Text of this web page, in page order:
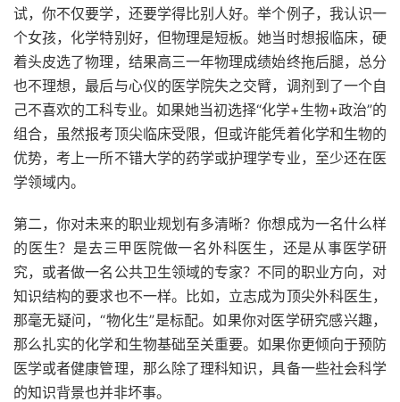
试，你不仅要学，还要学得比别人好。举个例子，我认识一
个女孩，化学特别好，但物理是短板。她当时想报临床，硬
着头皮选了物理，结果高三一年物理成绩始终拖后腿，总分
也不理想，最后与心仪的医学院失之交臂，调剂到了一个自
己不喜欢的工科专业。如果她当初选择“化学+生物+政治”的
组合，虽然报考顶尖临床受限，但或许能凭着化学和生物的
优势，考上一所不错大学的药学或护理学专业，至少还在医
学领域内。
第二，你对未来的职业规划有多清晰？你想成为一名什么样
的医生？是去三甲医院做一名外科医生，还是从事医学研
究，或者做一名公共卫生领域的专家？不同的职业方向，对
知识结构的要求也不一样。比如，立志成为顶尖外科医生，
那毫无疑问，“物化生”是标配。如果你对医学研究感兴趣，
那么扎实的化学和生物基础至关重要。如果你更倾向于预防
医学或者健康管理，那么除了理科知识，具备一些社会科学
的知识背景也并非坏事。